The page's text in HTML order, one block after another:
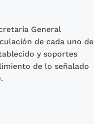
General
de cada uno de
y soportes
de lo señalado